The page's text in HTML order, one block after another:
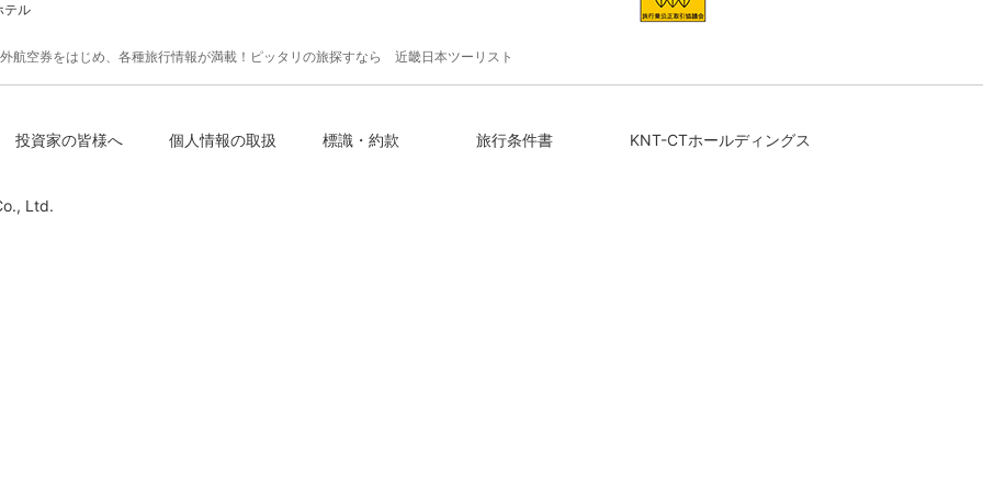
テル
航空券をはじめ、各種旅行情報が満載！ピッタリの旅探すなら 近畿日本ツーリスト
投資家の皆様へ 個人情報の取扱 標識・約款 旅行条件書 KNT-CTホールディングス
Ltd.